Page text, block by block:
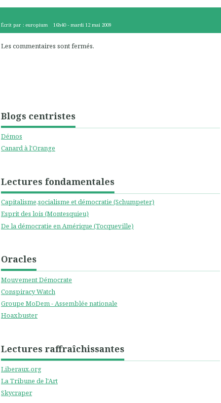
Blogs centristes
Démos
Canard à l'Orange
Lectures fondamentales
Capitalisme,socialisme et démocratie (Schumpeter)
Esprit des lois (Montesquieu)
De la démocratie en Amérique (Tocqueville)
Oracles
Mouvement Démocrate
Conspiracy Watch
Groupe MoDem - Assemblée nationale
Hoaxbuster
Lectures raffraîchissantes
Liberaux.org
La Tribune de l'Art
Skycraper
Écrit par : europium 16h40 -mardi 12 mai 2009
Les commentaires sont fermés.